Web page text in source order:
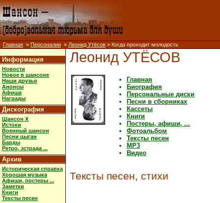
Главная » Персоналии » Леонид Утёсов » Когда проходит молодость
Информация
Новости
Новое в шансоне
Наши друзья
Анонсы
Афиша
Награды
Дискография
Шансон X
Истоки
Военный шансон
Песни цыган
Барды
Ретро, эстрада ...
Архив
Историческая справка
Хорошая музыка
Афиши, постеры ...
Заметки
Книги
Тексты песен
Леонид УТЁСОВ
Главная
Биография
Персональные диски
Песни в сборниках
Кассеты
Книги
Постеры, афиши, ...
Фотоальбом
Тексты песен
MP3
Видео
Тексты песен, стихи